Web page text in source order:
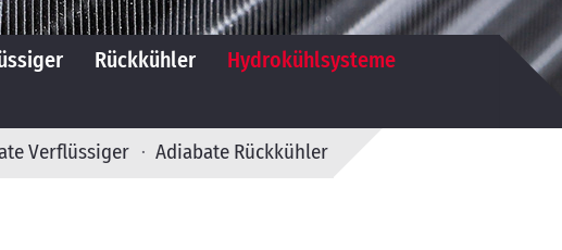
Rückkühler
Hydrokühlsysteme
Verflüssiger Adiabate Rückkühler